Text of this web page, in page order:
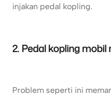
injakan pedal kopling.
2. Pedal kopling mobil
Problem seperti ini